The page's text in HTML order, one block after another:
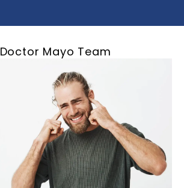
Doctor Mayo Team